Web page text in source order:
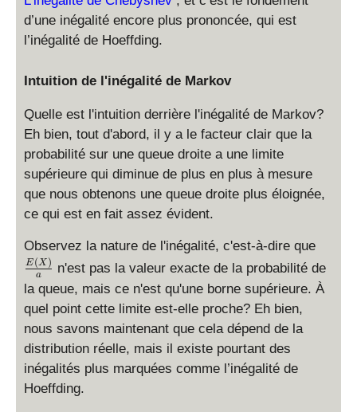
d’une inégalité encore plus prononcée, qui est
l’inégalité de Hoeffding.
Intuition de l'inégalité de Markov
Quelle est l'intuition derrière l'inégalité de Markov?
Eh bien, tout d'abord, il y a le facteur clair que la
probabilité sur une queue droite a une limite
supérieure qui diminue de plus en plus à mesure
que nous obtenons une queue droite plus éloignée,
ce qui est en fait assez évident.
Observez la nature de l'inégalité, c'est-à-dire que
fr
a
c
a
E(X ) n'est pas la valeur exacte de la probabilité de
la queue, mais ce n'est qu'une borne supérieure. À
quel point cette limite est-elle proche? Eh bien,
nous savons maintenant que cela dépend de la
distribution réelle, mais il existe pourtant des
inégalités plus marquées comme l’inégalité de
Hoeffding.